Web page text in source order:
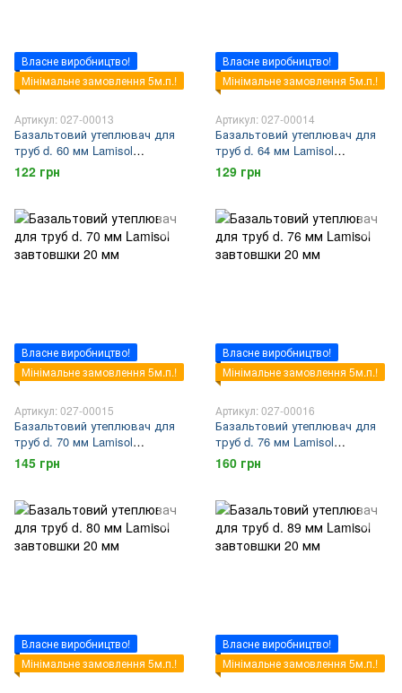
Власне виробництво!
Мінімальне замовлення 5м.п.!
Артикул: 027-00013
Базальтовий утеплювач для
труб d. 60 мм Lamisol
завтовшки 20 мм
122 грн
Власне виробництво!
Мінімальне замовлення 5м.п.!
Артикул: 027-00014
Базальтовий утеплювач для
труб d. 64 мм Lamisol
завтовшки 20 мм
129 грн
Власне виробництво!
Мінімальне замовлення 5м.п.!
Артикул: 027-00015
Базальтовий утеплювач для
труб d. 70 мм Lamisol
завтовшки 20 мм
145 грн
Власне виробництво!
Мінімальне замовлення 5м.п.!
Артикул: 027-00016
Базальтовий утеплювач для
труб d. 76 мм Lamisol
завтовшки 20 мм
160 грн
Власне виробництво!
Мінімальне замовлення 5м.п.!
Власне виробництво!
Мінімальне замовлення 5м.п.!